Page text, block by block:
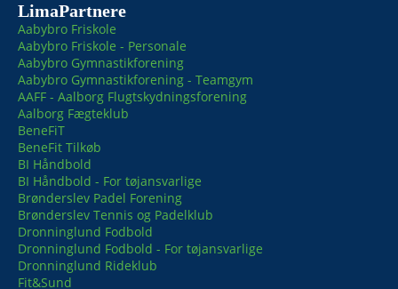
LimaPartnere
Aabybro Friskole
Aabybro Friskole - Personale
Aabybro Gymnastikforening
Aabybro Gymnastikforening - Teamgym
AAFF - Aalborg Flugtskydningsforening
Aalborg Fægteklub
BeneFiT
BeneFit Tilkøb
BI Håndbold
BI Håndbold - For tøjansvarlige
Brønderslev Padel Forening
Brønderslev Tennis og Padelklub
Dronninglund Fodbold
Dronninglund Fodbold - For tøjansvarlige
Dronninglund Rideklub
Fit&Sund